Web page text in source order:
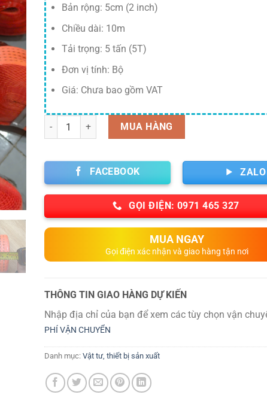
2 ₫.
Bản rộng: 5cm (2 inch)
Chiều dài: 10m
Tải trọng: 5 tấn (5T)
Đơn vị tính: Bộ
Giá: Chưa bao gồm VAT
Số lượng MUA HÀNG
FACEBOOK ZALO
GỌI ĐIỆN: 0971 465 327
MUA NGAY
Gọi điện xác nhận và giao hàng tận nơi
THÔNG TIN GIAO HÀNG DỰ KIẾN
Nhập địa chỉ của bạn để xem các tùy chọn vận
PHÍ VẬN CHUYỂN
Danh mục: Vật tư, thiết bị sản xuất